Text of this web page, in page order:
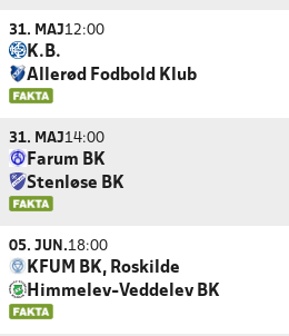
31. MAJ12:00
K.B.
Allerød Fodbold Klub
31. MAJ14:00
Farum BK
Stenløse BK
05. JUN.18:00
KFUM BK, Roskilde
Himmelev-Veddelev BK